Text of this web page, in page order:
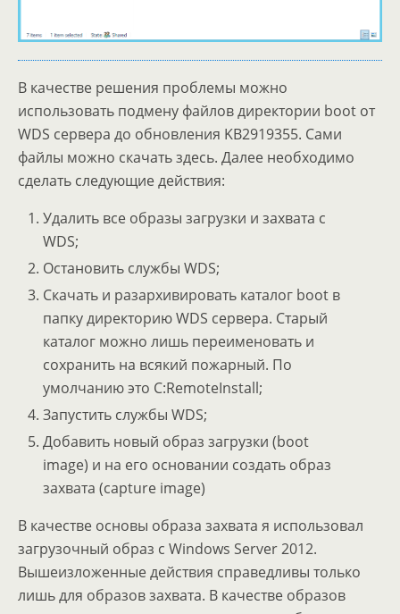
В качестве решения проблемы можно
использовать подмену файлов директории boot от
WDS сервера до обновления KB2919355. Сами
файлы можно скачать здесь. Далее необходимо
сделать следующие действия:
Удалить все образы загрузки и захвата с
WDS;
Остановить службы WDS;
Скачать и разархивировать каталог boot в
папку директорию WDS сервера. Старый
каталог можно лишь переименовать и
сохранить на всякий пожарный. По
умолчанию это C:RemoteInstall;
Запустить службы WDS;
Добавить новый образ загрузки (boot
image) и на его основании создать образ
захвата (capture image)
В качестве основы образа захвата я использовал
загрузочный образ с Windows Server 2012.
Вышеизложенные действия справедливы только
лишь для образов захвата. В качестве образов